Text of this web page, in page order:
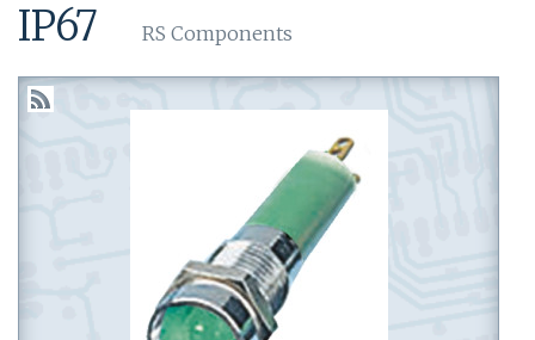
IP67
RS Components